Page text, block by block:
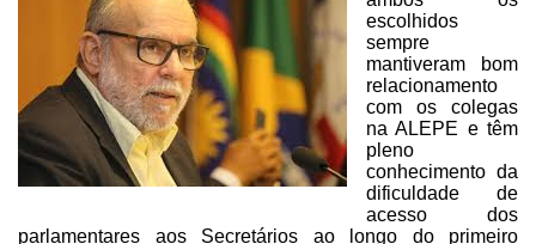
escolhidos
sempre
mantiveram bom
relacionamento
com os colegas
na ALEPE e têm
pleno
conhecimento da
dificuldade de
acesso dos
parlamentares aos Secretários aolongo do primeiro